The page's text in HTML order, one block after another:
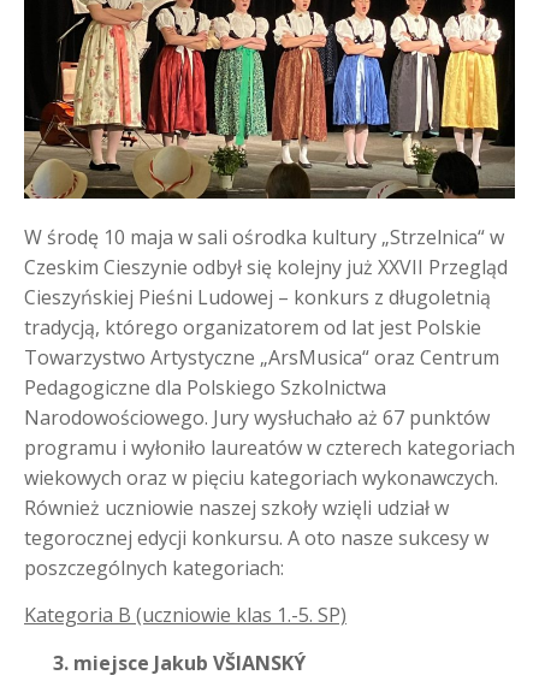
W środę 10 maja w sali ośrodka kultury „Strzelnica“ w
Czeskim Cieszynie odbył się kolejny już XXVII Przegląd
Cieszyńskiej Pieśni Ludowej – konkurs z długoletnią
tradycją, którego organizatorem od lat jest Polskie
Towarzystwo Artystyczne „ArsMusica“ oraz Centrum
Pedagogiczne dla Polskiego Szkolnictwa
Narodowościowego. Jury wysłuchało aż 67 punktów
programu i wyłoniło laureatów w czterech kategoriach
wiekowych oraz w pięciu kategoriach wykonawczych.
Również uczniowie naszej szkoły wzięli udział w
tegorocznej edycji konkursu. A oto nasze sukcesy w
poszczególnych kategoriach:
Kategoria B (uczniowie klas 1.-5. SP)
3. miejsce Jakub VŠIANSKÝ